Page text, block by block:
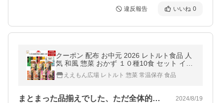
違反報告 いいね 0
クーポン 配布 お中元 2026 レトルト食品 人
気 和風 惣菜 おかず １０種10食 セット イチ
ビキ 常温保存 肉 野菜 煮物 和食 お取り寄せ
敬老の日 お礼 ギフト
ええもん広場 レトルト 惣菜 常温保存 食品
まとまった品揃えでした、ただ全体的に甘… 2024/8/19